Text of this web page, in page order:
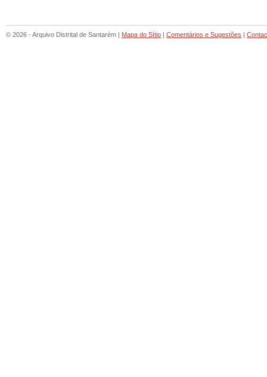
© 2026 - Arquivo Distrital de Santarém | Mapa do Sítio Comentários e Sugestões